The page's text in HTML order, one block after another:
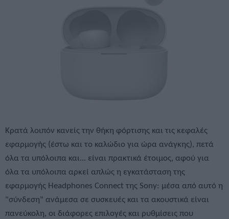
Κρατά λοιπόν κανείς την θήκη φόρτισης και τις κεφαλές
εφαρμογής (έστω και το καλώδιο για ώρα ανάγκης), πετά
όλα τα υπόλοιπα και... είναι πρακτικά έτοιμος, αφού για
όλα τα υπόλοιπα αρκεί απλώς η εγκατάσταση της
εφαρμογής Headphones Connect της Sony: μέσα από αυτό η
"σύνδεση" ανάμεσα σε συσκευές και τα ακουστικά είναι
πανεύκολη, οι διάφορες επιλογές και ρυθμίσεις που